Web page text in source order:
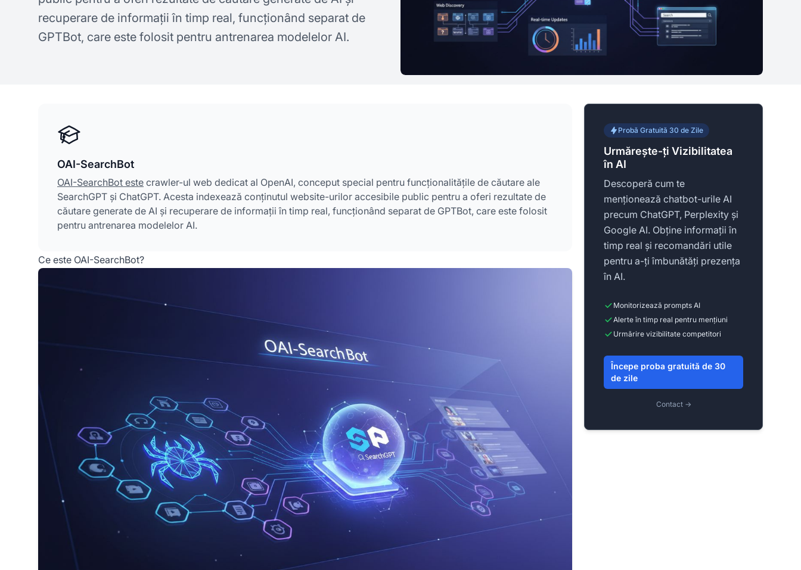
recuperare de informații în timp real, funcționând separat de
GPTBot, care este folosit pentru antrenarea modelelor AI.
OAI-SearchBot
OAI-SearchBot este crawler-ul web dedicat al OpenAI, conceput special pentru funcționalitățile de căutare ale
SearchGPT și ChatGPT. Acesta indexează conținutul website-urilor accesibile public pentru a oferi rezultate de
căutare generate de AI și recuperare de informații în timp real, funcționând separat de GPTBot, care este folosit
pentru antrenarea modelelor AI.
Ce este OAI-SearchBot?
Probă Gratuită 30 de Zile
Urmărește-ți Vizibilitatea
în AI
Descoperă cum te
menționează chatbot-urile AI
precum ChatGPT, Perplexity și
Google AI. Obține informații în
timp real și recomandări utile
pentru a-ți îmbunătăți prezența
în AI.
Monitorizează prompts AI
Alerte în timp real pentru mențiuni
Urmărire vizibilitate competitori
Începe proba gratuită de 30
de zile
Contact →